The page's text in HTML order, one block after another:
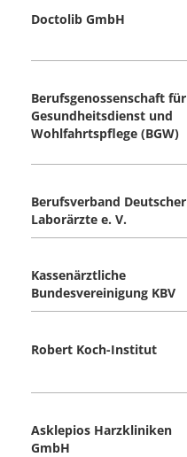
Doctolib GmbH
Berufsgenossenschaft für
Gesundheitsdienst und
Wohlfahrtspflege (BGW)
Berufsverband Deutscher
Laborärzte e. V.
Kassenärztliche
Bundesvereinigung KBV
Robert Koch-Institut
Asklepios Harzkliniken
GmbH